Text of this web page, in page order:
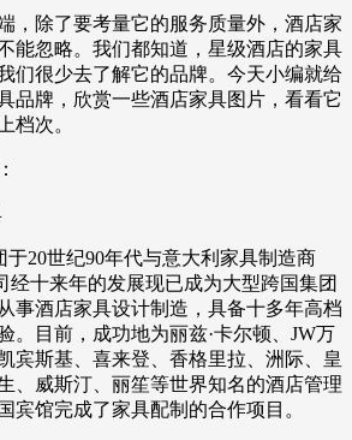
，除了要考量它的服务质量外，酒店家
能忽略。我们都知道，星级酒店的家具
们很少去了解它的品牌。今天小编就给
品牌，欣赏一些酒店家具图片，看看它
档次。
20世纪90年代与意大利家具制造商
经十来年的发展现已成为大型跨国集团
事酒店家具设计制造，具备十多年高档
。目前，成功地为丽兹·卡尔顿、JW万
宾斯基、喜来登、香格里拉、洲际、皇
、威斯汀、丽笙等世界知名的酒店管理
宾馆完成了家具配制的合作项目。